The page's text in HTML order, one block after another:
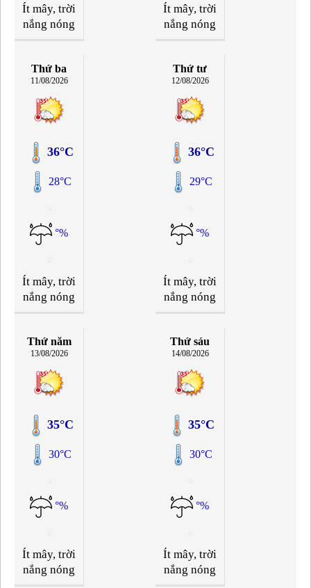
Ít mây, trời
nắng nóng
Ít mây, trời
nắng nóng
Thứ ba
11/08/2026
36°C
28°C
°%
Ít mây, trời
nắng nóng
Thứ tư
12/08/2026
36°C
29°C
°%
Ít mây, trời
nắng nóng
Thứ năm
13/08/2026
35°C
30°C
°%
Ít mây, trời
nắng nóng
Thứ sáu
14/08/2026
35°C
30°C
°%
Ít mây, trời
nắng nóng